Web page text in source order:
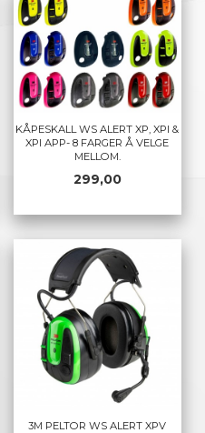
KÅPESKALL WS ALERT XP, XPI &
XPI APP- 8 FARGER Å VELGE
MELLOM.
Pris
299,00
3M PELTOR WS ALERT XPV